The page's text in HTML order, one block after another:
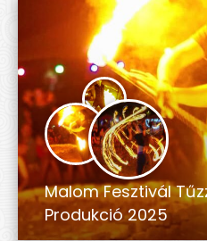
Malom Fesztivál
Produkció 2025